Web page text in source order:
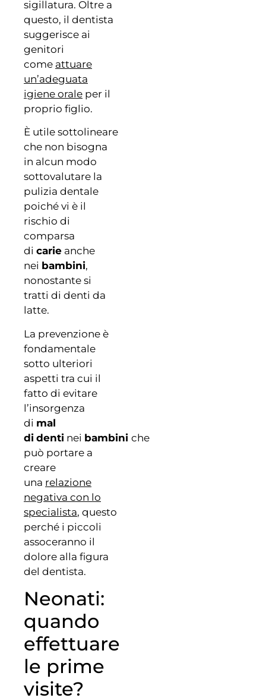
sigillatura. Oltre a
questo, il dentista
suggerisce ai
genitori
come attuare
un’adeguata
igiene orale per il
proprio figlio.
È utile sottolineare
che non bisogna
in alcun modo
sottovalutare la
pulizia dentale
poiché vi è il
rischio di
comparsa
di carie anche
nei bambini,
nonostante si
tratti di denti da
latte.
La prevenzione è
fondamentale
sotto ulteriori
aspetti tra cui il
fatto di evitare
l’insorgenza
di mal
di denti nei bambini che
può portare a
creare
una relazione
negativa con lo
specialista, questo
perché i piccoli
assoceranno il
dolore alla figura
del dentista.
Neonati:
quando
effettuare
le prime
visite?